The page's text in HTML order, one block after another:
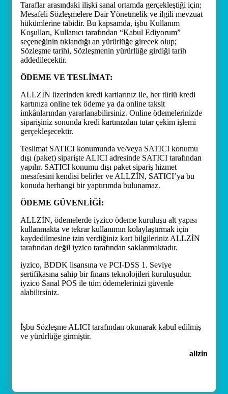
Taraflar arasındaki ilişki sanal ortamda gerçekleştiği için;
Mesafeli Sözleşmelere Dair Yönetmelik ve ilgili mevzuat
hükümlerine tabidir. Bu kapsamda, işbu Kullanım
Koşulları, Kullanıcı tarafından “Kabul Ediyorum”
seçeneğinin tıklandığı an yürürlüğe girecek olup;
Sözleşme tarihi, Sözleşmenin yürürlüğe girdiği tarih
addedilecektir.
ÖDEME VE TESLİMAT:
ALLZİN üzerinden kredi kartlarınız ile, her türlü kredi
kartınıza online tek ödeme ya da online taksit
imkânlarından yararlanabilirsiniz. Online ödemelerinizde
siparişiniz sonunda kredi kartınızdan tutar çekim işlemi
gerçekleşecektir.
Teslimat SATICI konumunda ve/veya SATICI konumu
dışı (paket) siparişte ALICI adresinde SATICI tarafından
yapılır. SATICI konumu dışı paket sipariş hizmet
mesafesini kendisi belirler ve ALLZİN, SATICI’ya bu
konuda herhangi bir yaptırımda bulunamaz.
ÖDEME GÜVENLİĞİ:
ALLZİN, ödemelerde iyzico ödeme kuruluşu alt yapısı
kullanmakta ve tekrar kullanımın kolaylaştırmak için
kaydedilmesine izin verdiğiniz kart bilgileriniz ALLZİN
tarafından değil iyzico tarafından saklanmaktadır.
iyzico, BDDK lisansına ve PCI-DSS 1. Seviye
sertifikasına sahip bir finans teknolojileri kuruluşudur.
iyzico Sanal POS ile tüm ödemelerinizi güvenle
alabilirsiniz.
İşbu Sözleşme ALICI tarafından okunarak kabul edilmiş
ve yürürlüğe girmiştir.
allzin